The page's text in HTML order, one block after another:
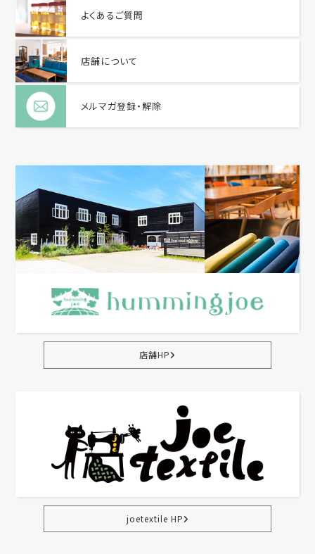
よくあるご質問
店舗について
メルマガ登録・解除
店舗HP
joetextile HP